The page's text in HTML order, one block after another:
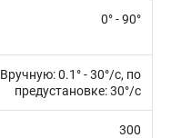
0° - 90°
Вручную: 0.1° - 30°/с, по
предустановке: 30°/с
300